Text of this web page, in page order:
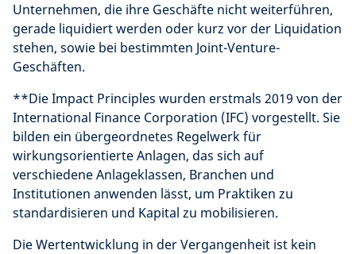
Unternehmen, die ihre Geschäfte nicht weiterführen,
gerade liquidiert werden oder kurz vor der Liquidation
stehen, sowie bei bestimmten Joint-Venture-
Geschäften.
**Die Impact Principles wurden erstmals 2019 von der
International Finance Corporation (IFC) vorgestellt. Sie
bilden ein übergeordnetes Regelwerk für
wirkungsorientierte Anlagen, das sich auf
verschiedene Anlageklassen, Branchen und
Institutionen anwenden lässt, um Praktiken zu
standardisieren und Kapital zu mobilisieren.
Die Wertentwicklung in der Vergangenheit ist kein